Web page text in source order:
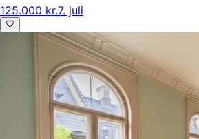
125.000 kr.7. juli